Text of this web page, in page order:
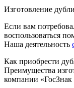
Изготовление
Если вам
воспользоваться
Наша деятельность
Как приобрести
Преимущества
компании